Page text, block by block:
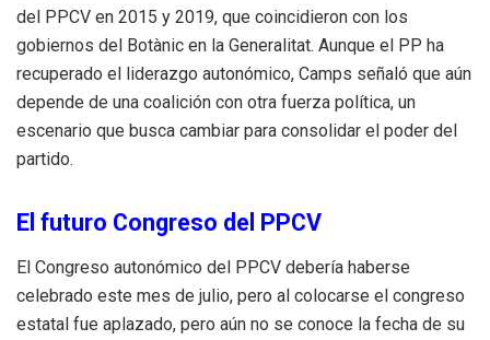
del PPCV en 2015 y 2019, que coincidieron con los
gobiernos del Botànic en la Generalitat. Aunque el PP ha
recuperado el liderazgo autonómico, Camps señaló que aún
depende de una coalición con otra fuerza política, un
escenario que busca cambiar para consolidar el poder del
partido.
El futuro Congreso del PPCV
El Congreso autonómico del PPCV debería haberse
celebrado este mes de julio, pero al colocarse el congreso
estatal fue aplazado, pero aún no se conoce la fecha de su